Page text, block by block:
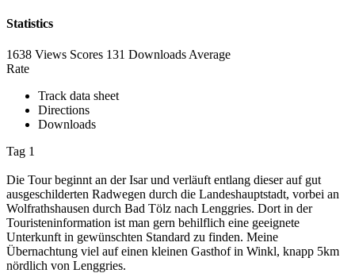
Statistics
1638 Views Scores 131 Downloads Average
Rate
Track data sheet
Directions
Downloads
Tag 1
Die Tour beginnt an der Isar und verläuft entlang dieser auf gut
ausgeschilderten Radwegen durch die Landeshauptstadt, vorbei an
Wolfrathshausen durch Bad Tölz nach Lenggries. Dort in der
Touristeninformation ist man gern behilflich eine geeignete
Unterkunft in gewünschten Standard zu finden. Meine
Übernachtung viel auf einen kleinen Gasthof in Winkl, knapp 5km
nördlich von Lenggries.